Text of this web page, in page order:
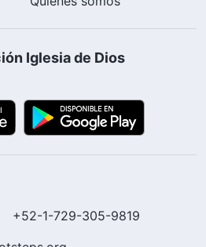
Iglesia de Dios
+52-1-729-305-9819